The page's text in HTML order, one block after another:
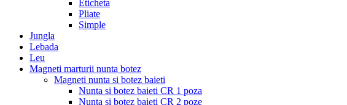
Eticheta
Pliate
Simple
Jungla
Lebada
Leu
Magneti marturii nunta botez
Magneti nunta si botez baieti
Nunta si botez baieti CR 1 poza
Nunta si botez baieti CR 2 poze